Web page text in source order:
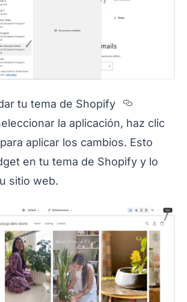
tu tema de Shopify
Section
la aplicación, haz clic
aplicar los cambios. Esto
en tu tema de Shopify y lo
sitio web.